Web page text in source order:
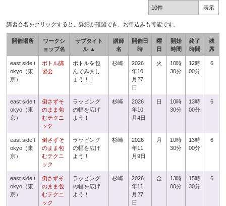
講習会名をクリックすると、詳細が確認でき、お申込みも可能です。
開催場所
ワークシ
ョップ名
サブタイト
ル ▲
講師
名
開催日
時
曜
日
開始
時間
終了
時間
残
席
east side t
okyo（東
京）
ボトル講
習会
ボトルを包
んでみまし
ょう！！
杉崎
2026
年10
月27
日
火
10時
30分
12時
00分
6
east side t
okyo（東
京）
倒さずそ
のまま包
むテクニ
ック
ラッピング
の幅を広げ
よう！
杉崎
2026
年10
月4日
日
10時
30分
13時
00分
6
east side t
okyo（東
京）
倒さずそ
のまま包
むテクニ
ック
ラッピング
の幅を広げ
よう！
杉崎
2026
年11
月9日
月
10時
30分
13時
00分
6
east side t
okyo（東
京）
倒さずそ
のまま包
むテクニ
ック
ラッピング
の幅を広げ
よう！
杉崎
2026
年11
月27
日
金
13時
00分
15時
30分
6